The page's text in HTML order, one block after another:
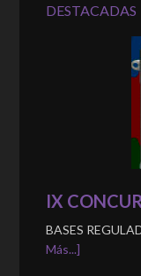
DESTACADAS
IX
BASES
Más...]